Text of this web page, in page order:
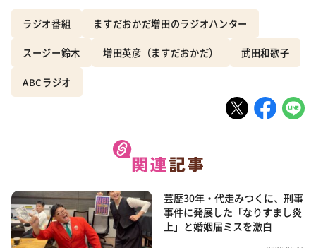
ラジオ番組 ますだおかだ増田のラジオハンター
スージー鈴木 増田英彦（ますだおかだ） 武田和歌子
ABCラジオ
芸歴30年・代走みつくに、刑事
事件に発展した「なりすまし炎
上」と婚姻届ミスを激白